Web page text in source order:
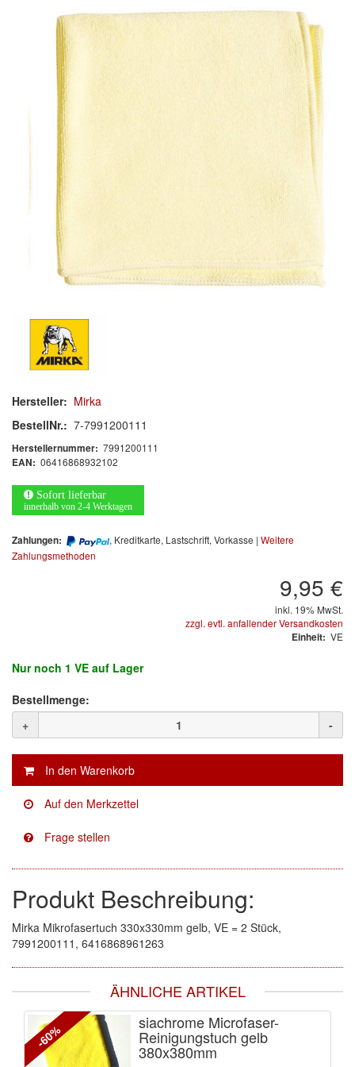
Werkzeug & Maschinen
Reinigen
Reinigungsmittel
Reinigungsscheiben
Mikrofasertuch
Putztücher
Müllsäcke/Abfallsystem
Arbeitsschutz
Luftfilter
Mischfarben
Restposten
MARKEN
3M
Colad
E-D
Indasa
KWASNY
(8)
Mirka
(3)
Proma
(21)
Sia
(5)
StarChem
(1)
Sundstrom
(4)
Troton
Hersteller: Mirka
BestellNr.: 7-7991200111
Herstellernummer: 7991200111
EAN: 06416868932102
Sofort lieferbar
innerhalb von 2-4 Werktagen
Zahlungen: , Kreditkarte, Lastschrift, Vorkasse | Weitere
Zahlungsmethoden
9,95 €
inkl. 19% MwSt.
zzgl. evtl. anfallender Versandkosten
Einheit: VE
Nur noch 1 VE auf Lager
Bestellmenge:
+
-
Produkt Beschreibung:
Mirka Mikrofasertuch 330x330mm gelb, VE = 2 Stück,
7991200111, 6416868961263
ÄHNLICHE ARTIKEL
siachrome Microfaser-
Reinigungstuch gelb
380x380mm
-60%